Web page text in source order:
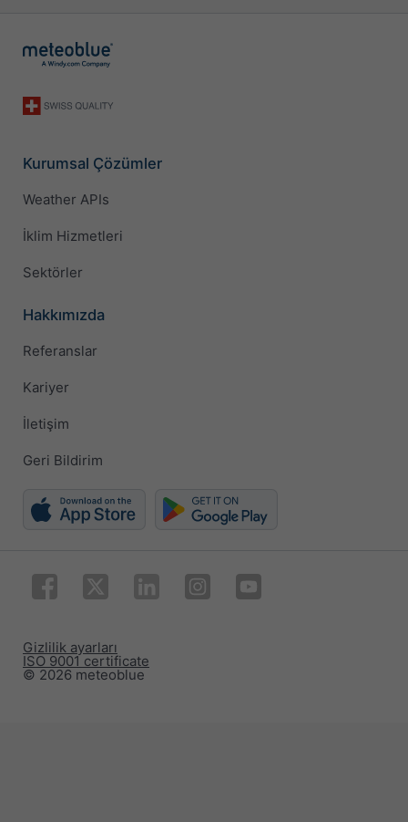
Kurumsal Çözümler
Weather APIs
İklim Hizmetleri
Sektörler
Hakkımızda
Referanslar
Kariyer
İletişim
Geri Bildirim
© 2026 meteoblue
ISO 9001 certificate
Gizlilik ayarları